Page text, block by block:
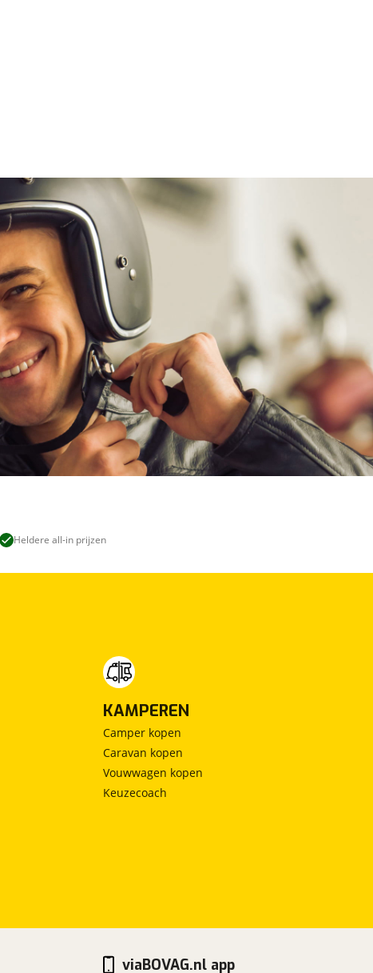
Heldere all-in prijzen
KAMPEREN
Camper kopen
Caravan kopen
Vouwwagen kopen
Keuzecoach
viaBOVAG.nl app